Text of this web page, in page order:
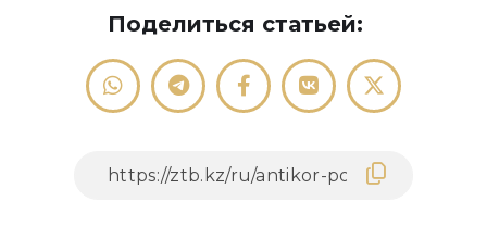
Поделиться статьей: